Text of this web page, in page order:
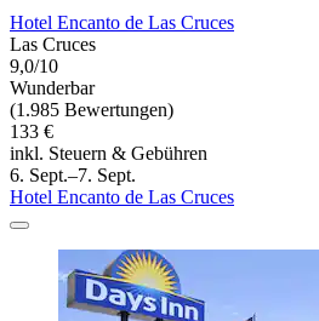
Hotel Encanto de Las Cruces
Las Cruces
9,0/10
Wunderbar
(1.985 Bewertungen)
133 €
inkl. Steuern & Gebühren
6. Sept.–7. Sept.
Hotel Encanto de Las Cruces